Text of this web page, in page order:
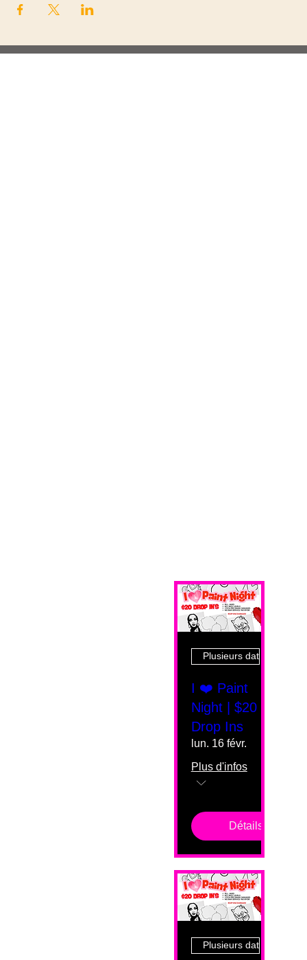
Plusieurs dates
I ❤️ Paint
Night | $20
Drop Ins
lun. 16 févr.
Plus d'infos
Détails
Plusieurs dates